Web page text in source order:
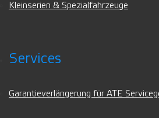
Kleinserien & Spezialfahrzeuge
Services
Garantieverlängerung für ATE